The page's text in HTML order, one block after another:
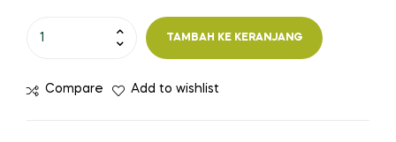
Fikih
TAMBAH KE KERANJANG
Compare Add to wishlist